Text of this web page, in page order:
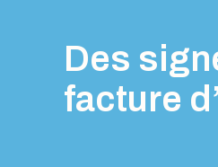
Des
facture